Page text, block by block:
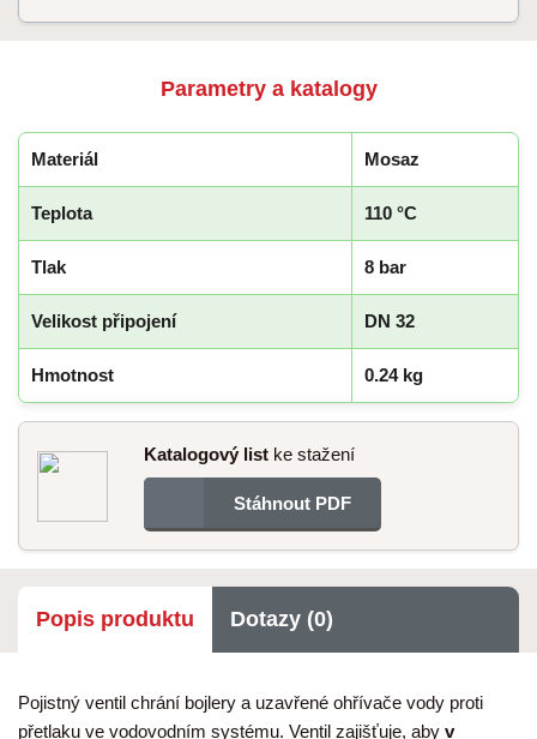
Parametry a katalogy
Materiál Mosaz
Teplota 110 °C
Tlak 8 bar
Velikost připojení DN 32
Hmotnost 0.24 kg
Katalogový list ke stažení
Stáhnout PDF
Popis produktu Dotazy (0)
Pojistný ventil chrání bojlery a uzavřené ohřívače vody proti
přetlaku ve vodovodním systému. Ventil zajišťuje, aby v